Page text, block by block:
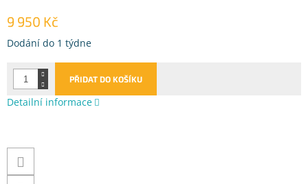
9 950 Kč
Měrná
Dodání do 1 týdne
PŘIDAT DO KOŠÍKU
Detailní informace